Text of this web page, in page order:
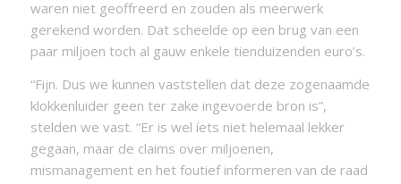
waren niet geoffreerd en zouden als meerwerk
gerekend worden. Dat scheelde op een brug van een
paar miljoen toch al gauw enkele tienduizenden euro’s.
“Fijn. Dus we kunnen vaststellen dat deze zogenaamde
klokkenluider geen ter zake ingevoerde bron is”,
stelden we vast. “Er is wel íets niet helemaal lekker
gegaan, maar de claims over miljoenen,
mismanagement en het foutief informeren van de raad